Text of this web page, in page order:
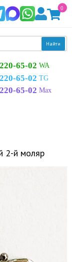
0
Найти
65-02 WA
65-02 TG
65-02 Max
2-й моляр